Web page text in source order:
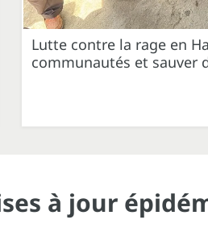
Lutte contre la rage en
communautés et sauver
à jour